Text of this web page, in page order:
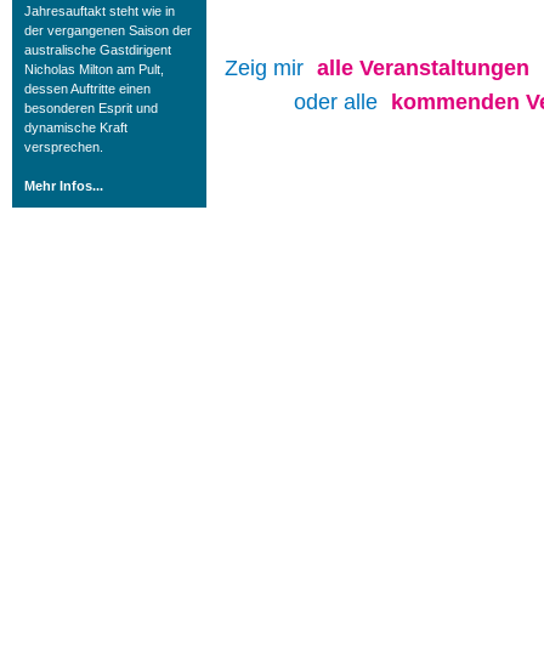
Jahresauftakt steht wie in
der vergangenen Saison der
australische Gastdirigent
Nicholas Milton am Pult,
dessen Auftritte einen
besonderen Esprit und
dynamische Kraft
versprechen.
Mehr Infos...
Zeig mir alle Veranstaltungen
oder alle
kommenden